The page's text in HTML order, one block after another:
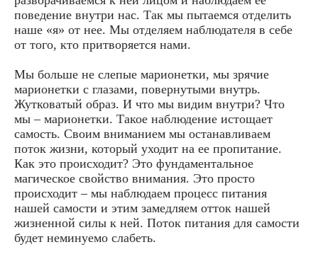
поведение внутри нас. Так мы пытаемся отделить
наше «я» от нее. Мы отделяем наблюдателя в себе
от того, кто притворяется нами.
Мы больше не слепые марионетки, мы зрячие
марионетки с глазами, повернутыми внутрь.
Жутковатый образ. И что мы видим внутри? Что
мы – марионетки. Такое наблюдение истощает
самость. Своим вниманием мы останавливаем
поток жизни, который уходит на ее пропитание.
Как это происходит? Это фундаментальное
магическое свойство внимания. Это просто
происходит – мы наблюдаем процесс питания
нашей самости и этим замедляем отток нашей
жизненной силы к ней. Поток питания для самости
будет неминуемо слабеть.